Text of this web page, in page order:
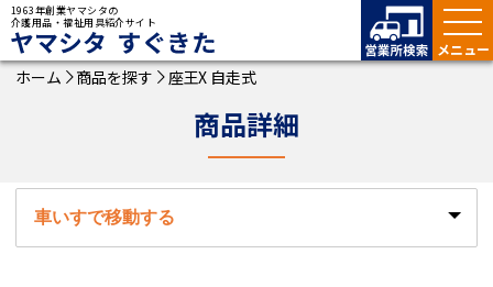
1963年創業ヤマシタの
介護用品・福祉用具紹介サイト
ホーム 商品を探す 座王X 自走式
商品詳細